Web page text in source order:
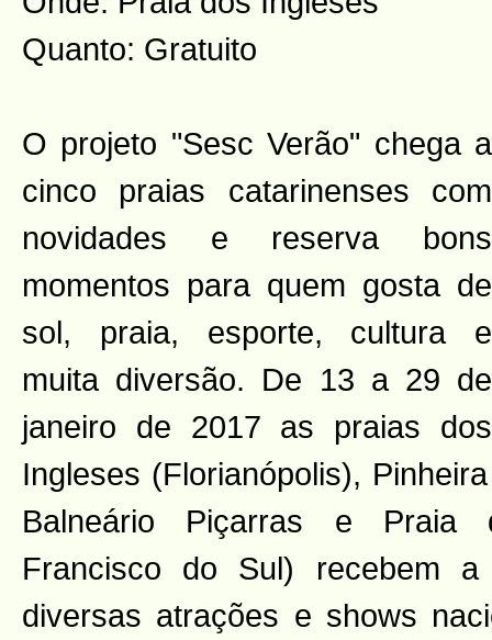
Quanto: Gratuito
O projeto "Sesc Verão" chega a
cinco praias catarinenses com
novidades e reserva bons
momentos para quem gosta de
sol, praia, esporte, cultura e
muita diversão. De 13 a 29 de
janeiro de 2017 as praias dos
Ingleses (Florianópolis),
Balneário Piçarras e Praia
Francisco do Sul) recebem a
diversas atrações e shows